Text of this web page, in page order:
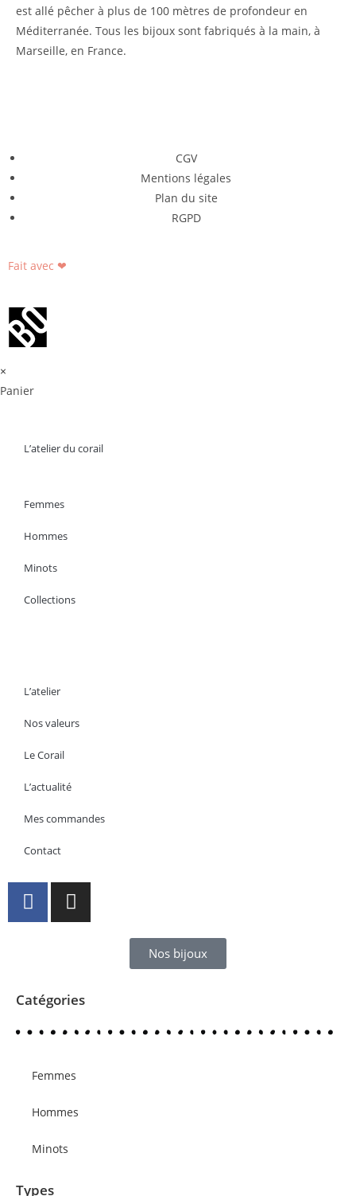
est allé pêcher à plus de 100 mètres de profondeur en
Méditerranée. Tous les bijoux sont fabriqués à la main, à
Marseille, en France.
CGV
Mentions légales
Plan du site
RGPD
Fait avec ❤
×
Panier
L’atelier du corail
Femmes
Hommes
Minots
Collections
L’atelier
Nos valeurs
Le Corail
L’actualité
Mes commandes
Contact
Nos bijoux
Catégories
Femmes
Hommes
Minots
Types